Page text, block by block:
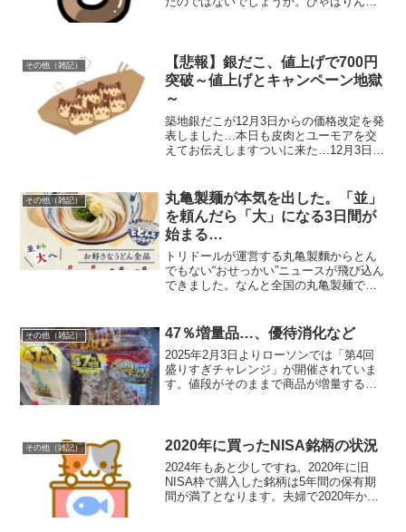
トで7,...
その他（雑記）
【悲報】銀だこ、値上げで700円
突破～値上げとキャンペーン地獄
～
築地銀だこが12月3日からの価格改定を発
表しました…本日も皮肉とユーモアを交
えてお伝えしますついに来た…12月3日か
円（税抜）になります。……ということ
は...
その他（雑記）
丸亀製麺が本気を出した。「並」
を頼んだら「大」になる3日間が
始まる…
トリドールが運営する丸亀製麵からとん
でもない“おせっかい”ニュースが飛び込ん
できました。なんと全国の丸亀製麺で
うと…「並」を頼んだら、無料で「大」
にしてくれる...
その他（雑記） 47％増量品…、優待消化など
2025年2月3日よりローソンでは「第4回
盛りすぎチャレンジ」が開催されていま
す。値段がそのままで商品が増量するキ
「ふわ濃チーズケー...
その他（雑記） 2020年に買ったNISA銘柄の状況
2024年もあと少しですね。2020年に旧
NISA枠で購入した銘柄は5年間の保有期
間が満了となります。夫婦で2020年から